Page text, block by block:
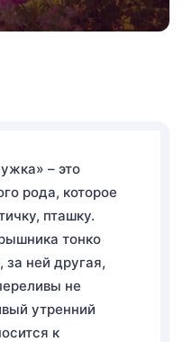
– это
рода, которое
пташку.
тонко
за ней другая,
не
утренний
к